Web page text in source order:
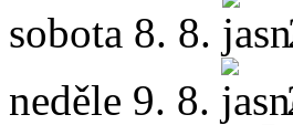
sobota 8. 8.
neděle 9. 8.